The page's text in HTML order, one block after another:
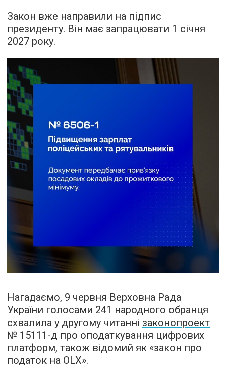
Закон вже направили на підпис
президенту. Він має запрацювати 1 січня
2027 року.
Нагадаємо, 9 червня Верховна Рада
України голосами 241 народного обранця
схвалила у другому читанні законопроект
№ 15111-д про оподаткування цифрових
платформ, також відомий як «закон про
податок на OLX».